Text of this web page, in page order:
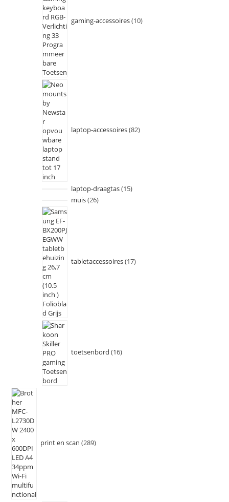
gaming-accessoires 10
laptop-accessoires 82
laptop-draagtas 15
muis 26
tabletaccessoires 17
toetsenbord 16
print en scan 289